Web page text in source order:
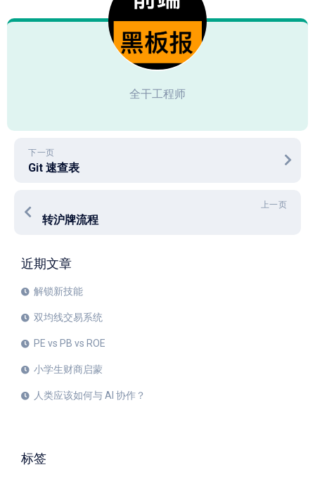
全干工程师
下一页
Git 速查表
上一页
转沪牌流程
近期文章
解锁新技能
双均线交易系统
PE vs PB vs ROE
小学生财商启蒙
人类应该如何与 AI 协作？
标签